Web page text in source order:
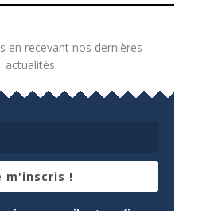
en recevant nos dernières
actualités.
m'inscris !